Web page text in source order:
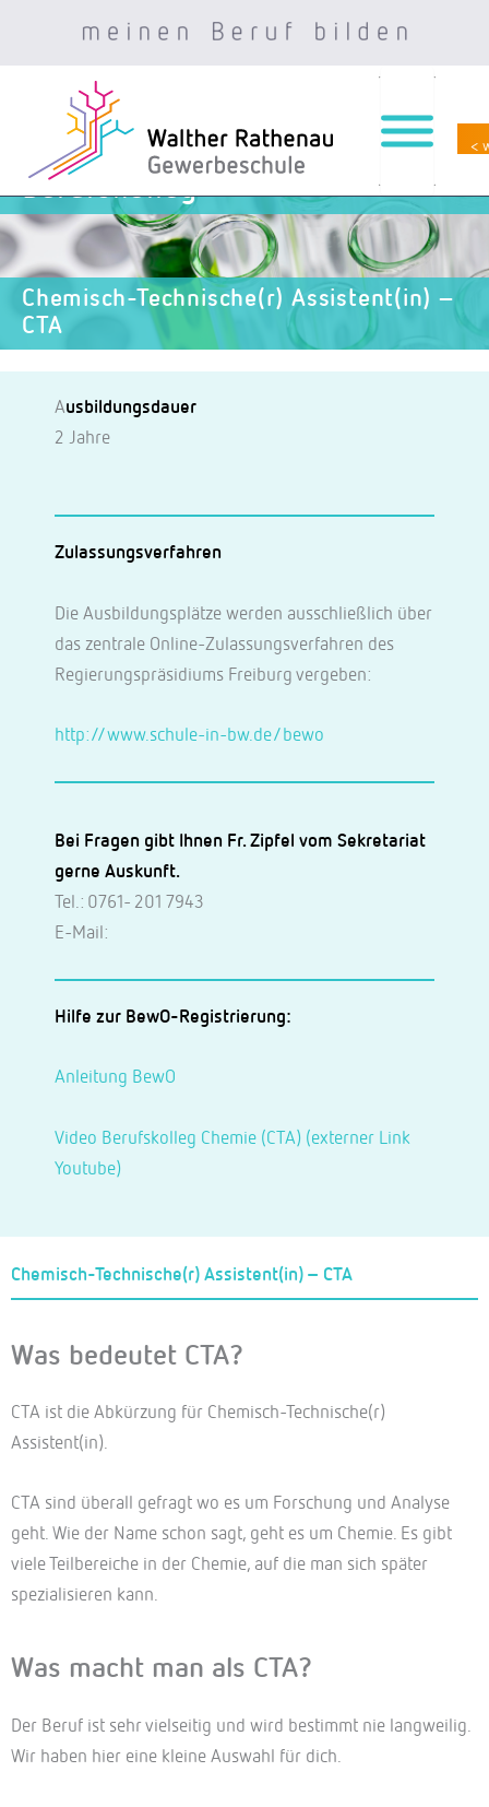
Zum
springen
<
Berufskolleg
Chemisch-Technische(r) Assistent(in) –
CTA
Ausbildungsdauer
2 Jahre
Zulassungsverfahren
Die Ausbildungsplätze werden ausschließlich über
das zentrale Online-Zulassungsverfahren des
Regierungspräsidiums Freiburg vergeben:
http://www.schule-in-bw.de/bewo
Bei Fragen gibt Ihnen Fr. Zipfel vom Sekretariat
gerne Auskunft.
Tel.: 0761- 201 7943
E-Mail:
Hilfe zur BewO-Registrierung:
Anleitung BewO
Video Berufskolleg Chemie (CTA) (externer Link
Youtube)
Chemisch-Technische(r) Assistent(in) – CTA
Was bedeutet CTA?
CTA ist die Abkürzung für Chemisch-Technische(r)
Assistent(in).
CTA sind überall gefragt wo es um Forschung und Analyse
geht. Wie der Name schon sagt, geht es um Chemie. Es gibt
viele Teilbereiche in der Chemie, auf die man sich später
spezialisieren kann.
Was macht man als CTA?
Der Beruf ist sehr vielseitig und wird bestimmt nie langweilig.
Wir haben hier eine kleine Auswahl für dich.